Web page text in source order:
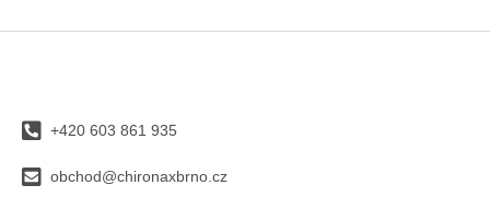
+420 603 861 935
obchod@chironaxbrno.cz